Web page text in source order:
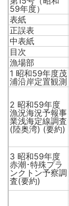
59年度）
表紙
正誤表
中表紙
目次
漁場部
1 昭和59年度茂
浦沿岸定置観測
2 昭和59年度
漁況海況予報事
業浅海定線調査
(陸奥湾) (要約)
3 昭和59年度
赤潮･特殊プラ
ンクトン予察調
査(要約)